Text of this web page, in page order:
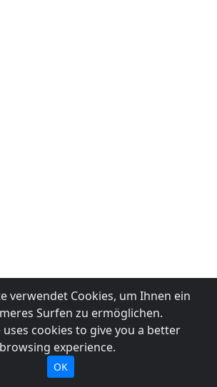
verwendet Cookies, um Ihnen ein
Surfen zu ermöglichen.
uses cookies to give you a better
browsing experience.
OK